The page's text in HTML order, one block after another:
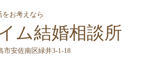
をお考えなら
ム結婚相談所
市安佐南区緑井3-1-18